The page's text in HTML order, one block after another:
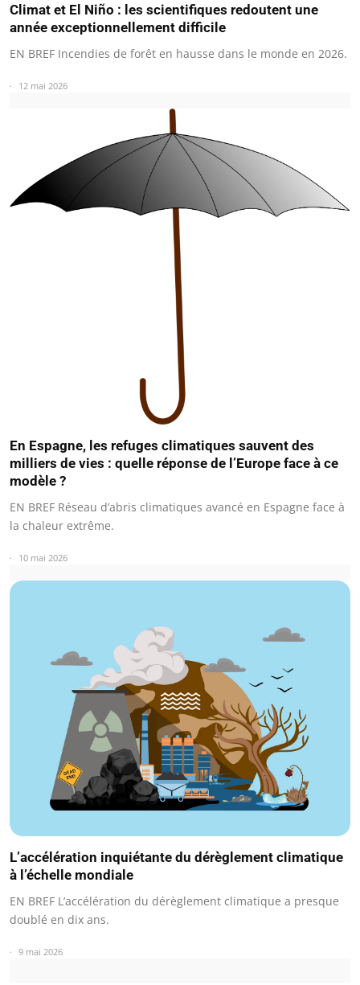
Climat et El Niño : les scientifiques redoutent une
année exceptionnellement difficile
EN BREF Incendies de forêt en hausse dans le monde en 2026.
12 mai 2026
En Espagne, les refuges climatiques sauvent des
milliers de vies : quelle réponse de l’Europe face à ce
modèle ?
EN BREF Réseau d’abris climatiques avancé en Espagne face à
la chaleur extrême.
10 mai 2026
L’accélération inquiétante du dérèglement climatique
à l’échelle mondiale
EN BREF L’accélération du dérèglement climatique a presque
doublé en dix ans.
9 mai 2026